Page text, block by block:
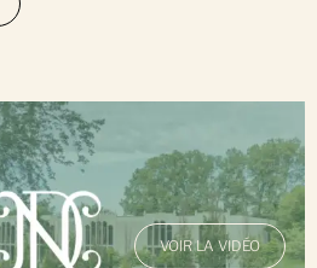
VOIR LA VIDÉO